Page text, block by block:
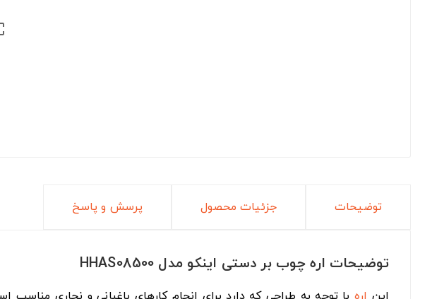
توضیحات جزئیات محصول پرسش و پاسخ
توضیحات اره چوب بر دستی اینکو مدل HHAS08500